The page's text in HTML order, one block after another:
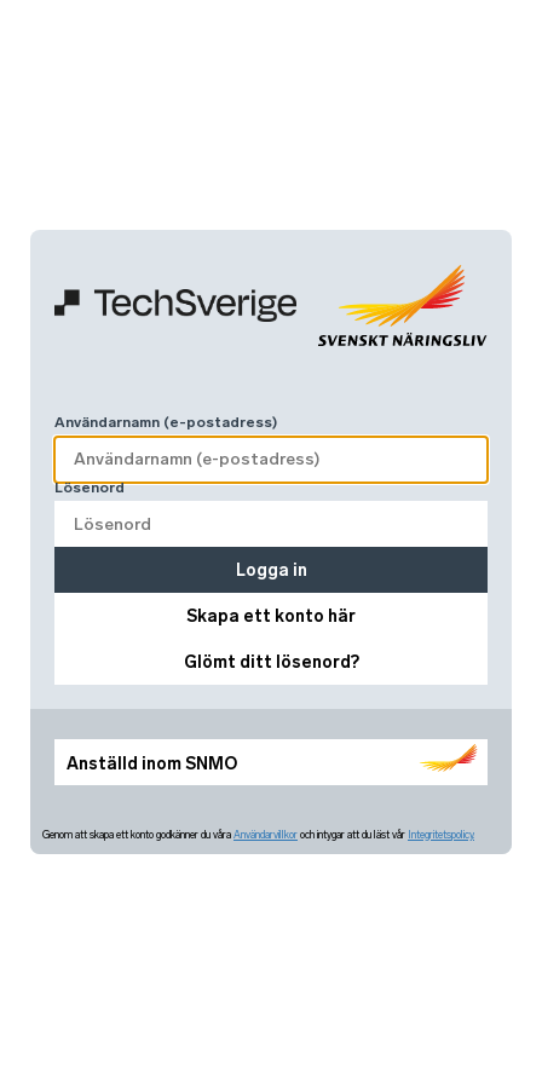
Anställd inom SNMO
Användarnamn (e-postadress)
Lösenord
Skapa ett konto här
Glömt ditt lösenord?
Logga in
Genom att skapa ett konto godkänner du våra Användarvillkor och intygar att du läst vår Integritetspolicy.